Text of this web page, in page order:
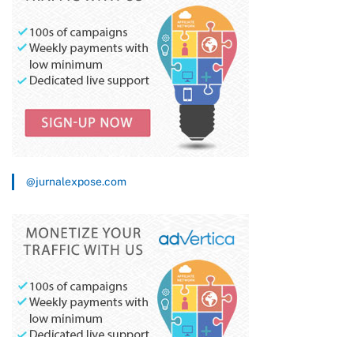
@jurnalexpose.com